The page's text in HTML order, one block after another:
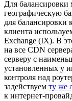
Для
географическую
для балансировки
клиента
Exchange (IX). В
на все CDN
серверу с
установленных у
контроля над
задействуем ту же
к интернет-